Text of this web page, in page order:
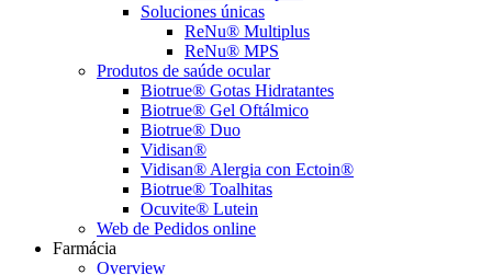
Soluciones únicas
ReNu® Multiplus
ReNu® MPS
Produtos de saúde ocular
Biotrue® Gotas Hidratantes
Biotrue® Gel Oftálmico
Biotrue® Duo
Vidisan®
Vidisan® Alergia con Ectoin®
Biotrue® Toalhitas
Ocuvite® Lutein
Web de Pedidos online
Farmácia
Overview